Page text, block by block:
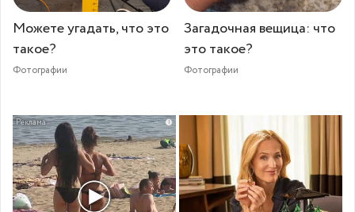
Можете угадать, что это
такое?
Фотографии
Загадочная вещица: что
это такое?
Фотографии
i